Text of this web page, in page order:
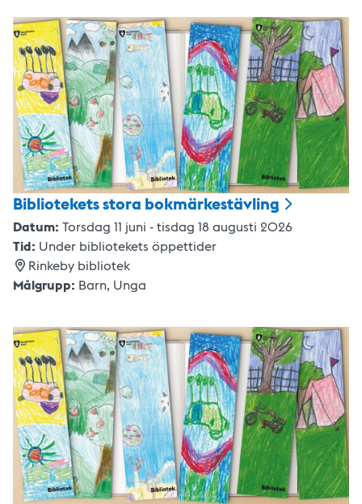
Bibliotekets stora bokmärkestävling
Datum: Torsdag 11 juni - tisdag 18 augusti 2026
Tid: Under bibliotekets öppettider
Rinkeby bibliotek
Målgrupp: Barn, Unga